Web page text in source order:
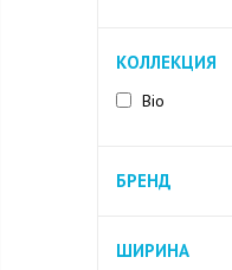
КОЛЛЕКЦИЯ
Bio
БРЕНД
ШИРИНА